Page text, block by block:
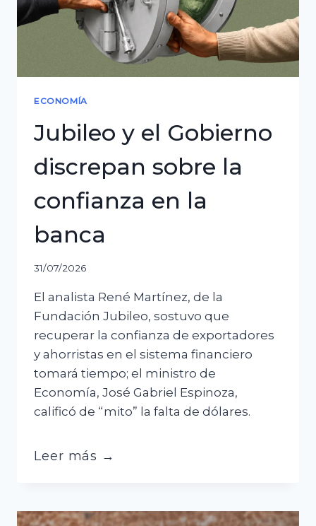
de
posición
ECONOMÍA
Jubileo y el Gobierno
discrepan sobre la
confianza en la
banca
31/07/2026
El analista René Martínez, de la
Fundación Jubileo, sostuvo que
recuperar la confianza de exportadores
y ahorristas en el sistema financiero
tomará tiempo; el ministro de
Economía, José Gabriel Espinoza,
calificó de “mito” la falta de dólares.
Leer más →
Jubileo
Gobierno